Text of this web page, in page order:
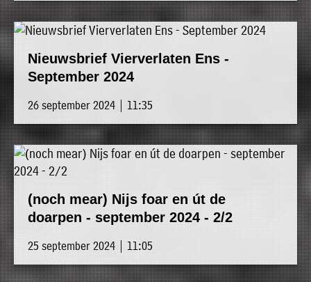
Nieuwsbrief Vierverlaten Ens -
September 2024
26 september 2024 | 11:35
(noch mear) Nijs foar en út de
doarpen - september 2024 - 2/2
25 september 2024 | 11:05